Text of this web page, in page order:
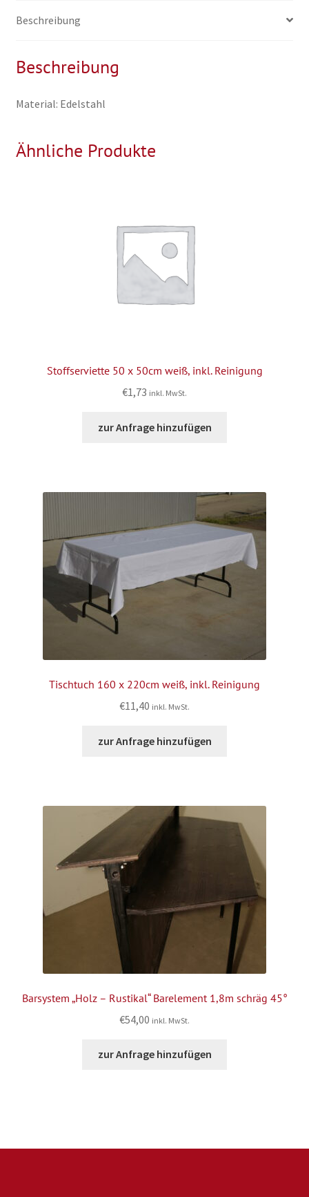
Beschreibung
Beschreibung
Material: Edelstahl
Ähnliche Produkte
Stoffserviette 50 x 50cm weiß, inkl. Reinigung
€1,73 inkl. MwSt.
zur Anfrage hinzufügen
Tischtuch 160 x 220cm weiß, inkl. Reinigung
€11,40 inkl. MwSt.
zur Anfrage hinzufügen
Barsystem „Holz – Rustikal“ Barelement 1,8m schräg 45°
€54,00 inkl. MwSt.
zur Anfrage hinzufügen